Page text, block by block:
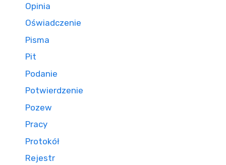
Opinia
Oświadczenie
Pisma
Pit
Podanie
Potwierdzenie
Pozew
Pracy
Protokół
Rejestr